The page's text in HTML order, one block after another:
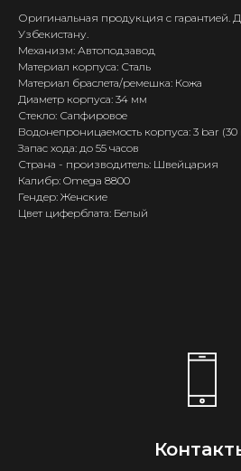
Оригинальная продукция с гарантией.
Узбекистану.
Механизм: Автоподзавод
Материал корпуса: Сталь
Материал браслета/ремешка: Кожа
Диаметр корпуса: 34 мм
Стекло: Сапфировое
Водонепроницаемость корпуса: 3 bar (30
Запас хода: до 55 часов
Страна - производитель: Швейцария
Калибр: Omega 8800
Гендер: Женские
Цвет циферблата: Белый